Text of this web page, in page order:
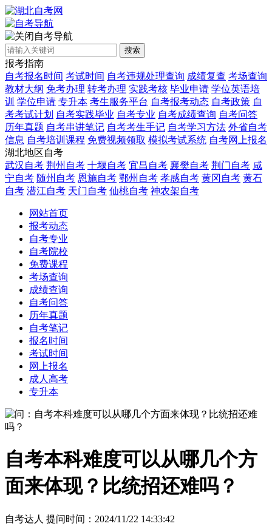
自考导航
搜索
报考指南
自考报名时间 考试时间 自考违规处理查询 成绩复查 考场查询
教材大纲 免考办理 转考办理 实践考核 毕业申请 学位英语培
训 学位申请 专升本 考生服务平台 自考报考动态 自考政策 自
考考试计划 自考实践毕业 自考专业 自考成绩查询 自考问答
历年真题 自考串讲笔记 自考考生手记 自考学习方法 外省自考
信息 自考培训课程 免费视频领取 模拟考试系统 自考网上报名
湖北地区自考
武汉自考 荆州自考 十堰自考 宜昌自考 襄樊自考 荆门自考 咸
宁自考 随州自考 恩施自考 鄂州自考 孝感自考 黄冈自考 黄石
自考 潜江自考 天门自考 仙桃自考 神农架自考
网站首页
报考动态
自考专业
自考院校
免费课程
考场查询
成绩查询
自考问答
历年真题
自考笔记
报名时间
考试时间
网上报名
成人高考
专升本
自考本科难度可以从哪几个方
面来体现？比统招还难吗？
自考达人 提问时间：2024/11/22 14:33:42